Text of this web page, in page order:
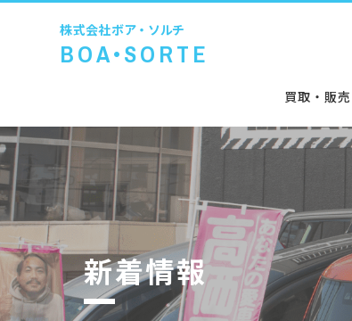
株式会社ボア・ソルチ
BOA•SORTE
買取・販売
新着情報